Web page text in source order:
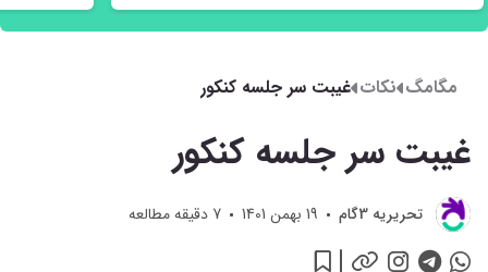
مگامگ نکات غیبت سر جلسه کنکور
غیبت سر جلسه کنکور
تحريريه 3گام 19 بهمن 1401 7 دقیقه مطالعه